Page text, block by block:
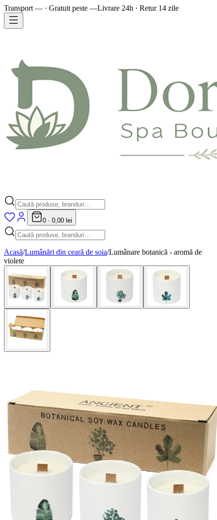
Transport — · Gratuit peste —Livrare 24h · Retur 14 zile
0 · 0,00 lei
Acasă/Lumânări din ceară de soia/Lumânare botanică - aromă de
violete